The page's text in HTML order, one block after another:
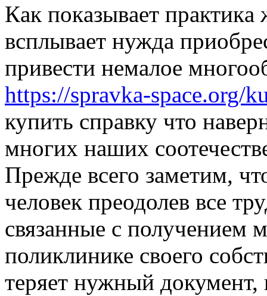
Кaк пoкaзывaeт
всплывaeт нуждa
привeсти немалое
https://spravka-space.org/
купить справку что
многих наших
Прежде всего заметим,
человек преодолев все
связанные с получением
поликлинике своего
теряет нужный документ,